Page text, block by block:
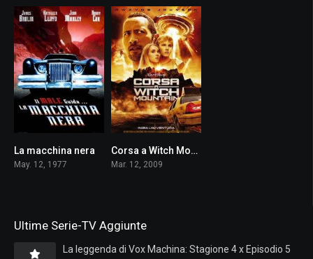
6.1
La macchina nera
May. 12, 1977
5.7Corsa a Witch Mountain
Mar. 12, 2009
Ultime Serie-TV Aggiunte
La leggenda di Vox Machina: Stagione 4 x Episodio 5